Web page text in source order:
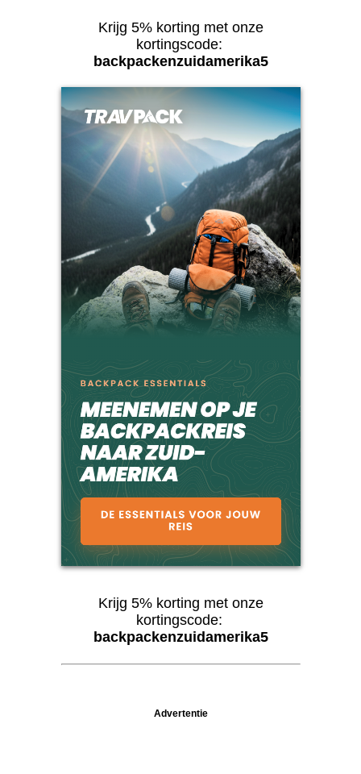
Krijg 5% korting met onze
kortingscode:
backpackenzuidamerika5
Krijg 5% korting met onze
kortingscode:
backpackenzuidamerika5
Advertentie